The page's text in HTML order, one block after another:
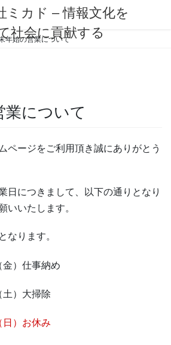
年始の営業について
業について
ページをご利用頂き誠にありがとう
日につきまして、以下の通りとなり
いいたします。
なります。
金）仕事納め
大掃除
お休み